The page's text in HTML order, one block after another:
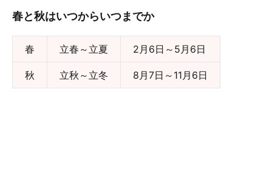
春と秋はいつからいつまでか
春 立春～立夏 2月6日～5月6日
秋 立秋～立冬 8月7日～11月6日